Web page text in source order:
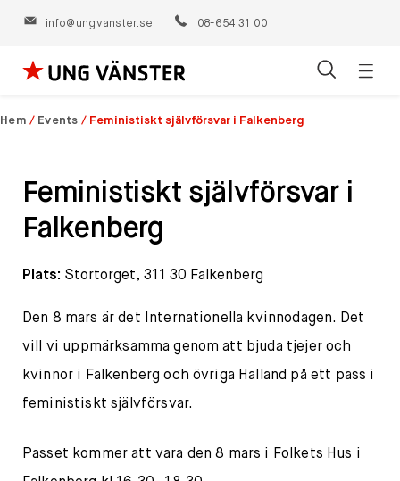
info@ungvanster.se 08-654 31 00
Hoppa
till
Hem / Events / Feministiskt självförsvar i Falkenberg
Feministiskt självförsvar i
Falkenberg
Plats: Stortorget, 311 30 Falkenberg
Den 8 mars är det Internationella kvinnodagen. Det
vill vi uppmärksamma genom att bjuda tjejer och
kvinnor i Falkenberg och övriga Halland på ett pass i
feministiskt självförsvar.
Passet kommer att vara den 8 mars i Folkets Hus i